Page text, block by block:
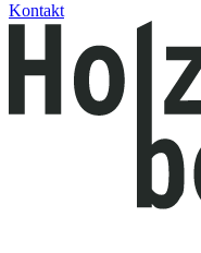
Kontakt